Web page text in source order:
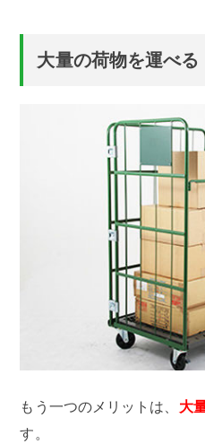
大量の荷物を運べる
もう一つのメリットは、 大
す。